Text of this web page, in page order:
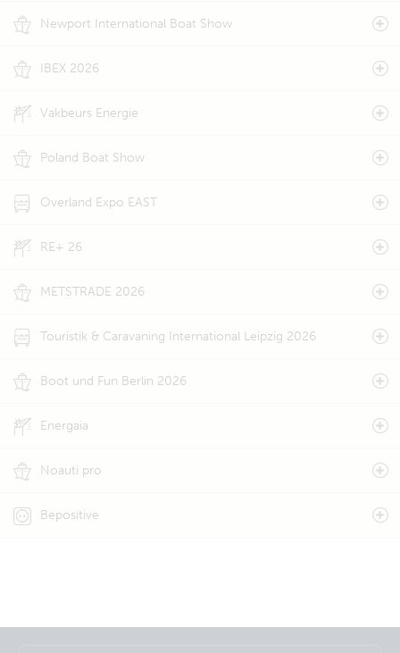
Newport International Boat Show
IBEX 2026
Vakbeurs Energie
Poland Boat Show
Overland Expo EAST
RE+ 26
METSTRADE 2026
Touristik & Caravaning International Leipzig 2026
Boot und Fun Berlin 2026
Energaia
Noauti pro
Bepositive